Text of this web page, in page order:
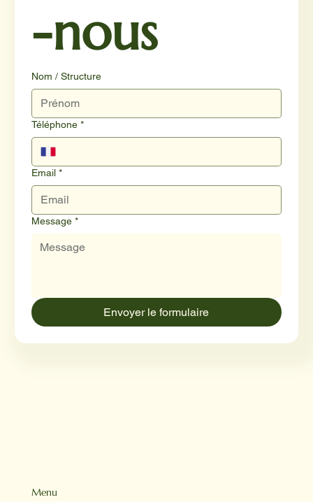
Menu
-nous
Nom / Structure
Téléphone *
Email *
Message *
Envoyer le formulaire